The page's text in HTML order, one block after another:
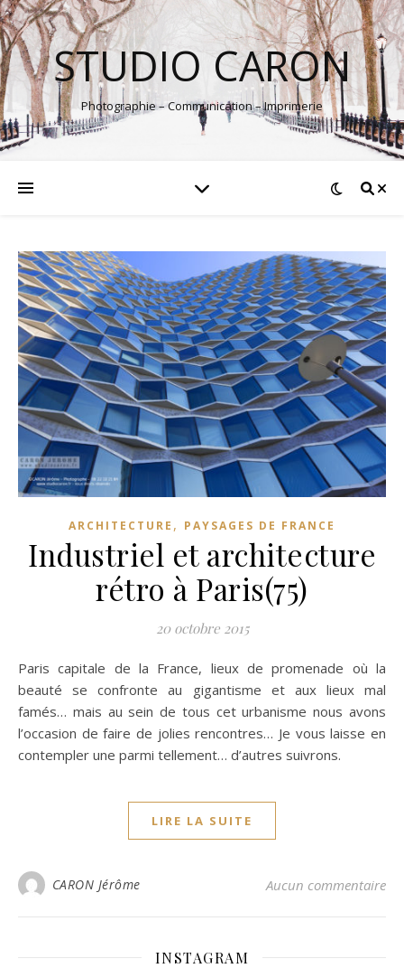
STUDIO CARON
Photographie – Communication – Imprimerie
ARCHITECTURE , PAYSAGES DE FRANCE
Industriel et architecture
rétro à Paris(75)
20 octobre 2015
Paris capitale de la France, lieux de promenade où la
beauté se confronte au gigantisme et aux lieux mal
famés… mais au sein de tous cet urbanisme nous avons
l’occasion de faire de jolies rencontres… Je vous laisse en
contempler une parmi tellement… d’autres suivrons.
LIRE LA SUITE
CARON Jérôme Aucun commentaire
INSTAGRAM